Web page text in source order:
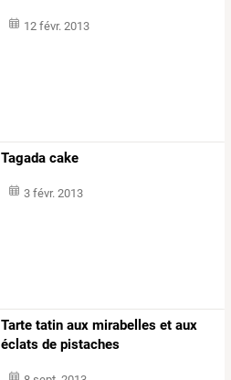
12 févr. 2013
Tagada cake
3 févr. 2013
Tarte tatin aux mirabelles et aux
éclats de pistaches